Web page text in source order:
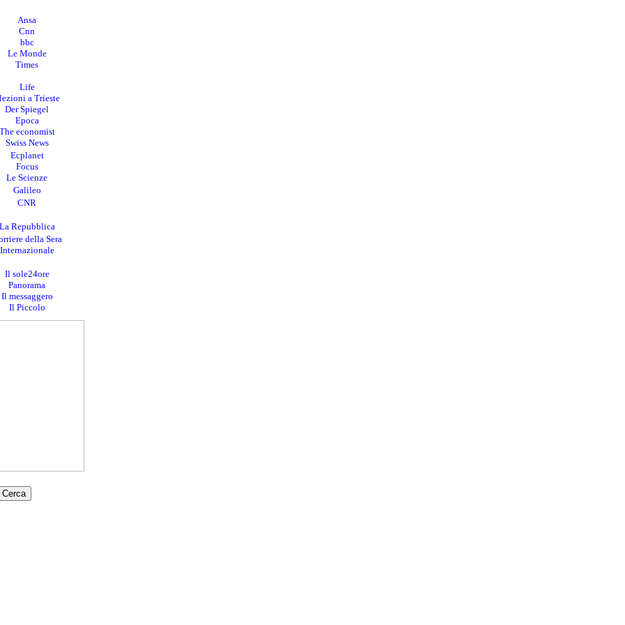
Ansa
Cnn
bbc
Le Monde
Times
Life
a Trieste
Der Spiegel
Epoca
economist
Swiss News
Ecplanet
Focus
Le Scienze
Galileo
CNR
Repubblica
della Sera
Internazionale
Il sole24ore
Panorama
Il messaggero
Il Piccolo